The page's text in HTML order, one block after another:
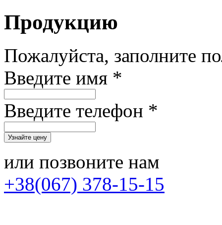
Продукцию
Пожалуйста, заполните
Введите имя *
Введите телефон *
или позвоните нам
+38(067) 378-15-15